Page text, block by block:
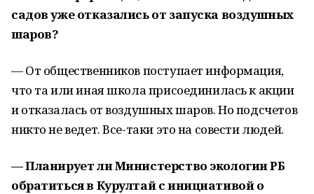
садов уже отказались от запуска воздушных
шаров?
— От общественников поступает информация,
что та или иная школа присоединилась к акции
и отказалась от воздушных шаров. Но подсчетов
никто не ведет. Все-таки это на совести людей.
— Планирует ли Министерство экологии РБ
обратиться в Курултай с инициативой о